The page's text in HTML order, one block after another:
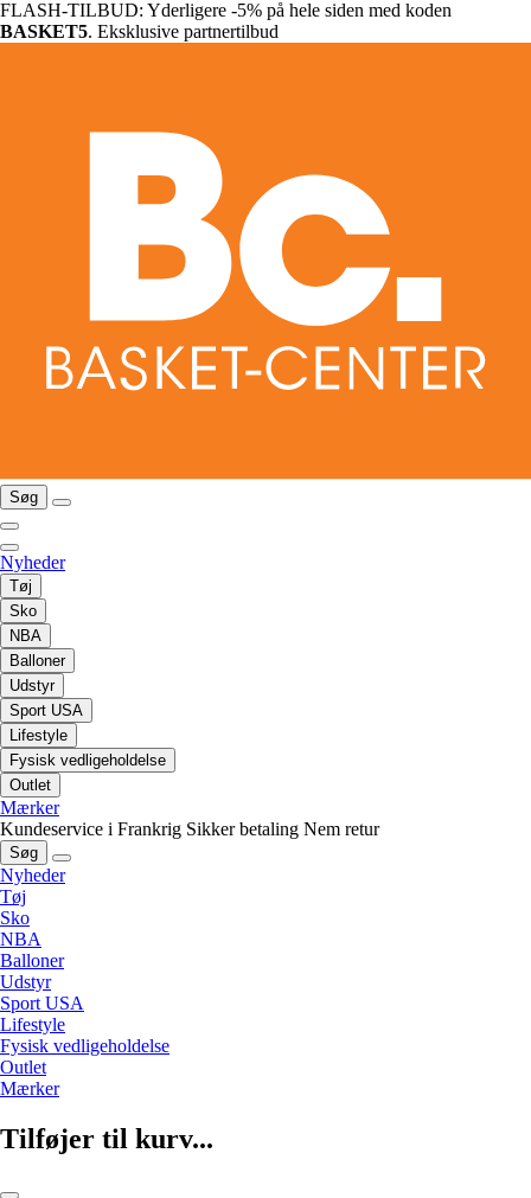
FLASH-TILBUD: Yderligere -5% på hele siden med koden
BASKET5. Eksklusive partnertilbud
Søg
Nyheder
Tøj
Sko
NBA
Balloner
Udstyr
Sport USA
Lifestyle
Fysisk vedligeholdelse
Outlet
Mærker
Kundeservice i Frankrig Sikker betaling Nem retur
Søg
Nyheder
Tøj
Sko
NBA
Balloner
Udstyr
Sport USA
Lifestyle
Fysisk vedligeholdelse
Outlet
Mærker
Tilføjer til kurv...